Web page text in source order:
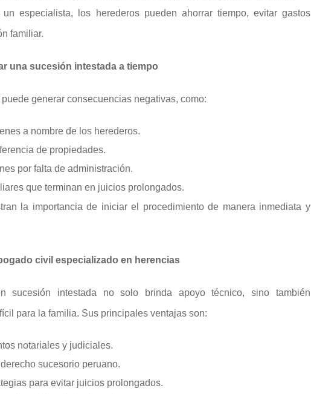
especialista, los herederos pueden ahorrar tiempo, evitar gastos
familiar.
una sucesión intestada a tiempo
generar consecuencias negativas, como:
a nombre de los herederos.
de propiedades.
por falta de administración.
que terminan en juicios prolongados.
la importancia de iniciar el procedimiento de manera inmediata y
civil especializado en herencias
sucesión intestada no solo brinda apoyo técnico, sino también
para la familia. Sus principales ventajas son:
notariales y judiciales.
sucesorio peruano.
para evitar juicios prolongados.